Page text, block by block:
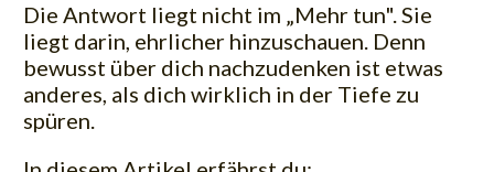
Die Antwort liegt nicht im „Mehr tun". Sie
liegt darin, ehrlicher hinzuschauen. Denn
bewusst über dich nachzudenken ist etwas
anderes, als dich wirklich in der Tiefe zu
spüren.